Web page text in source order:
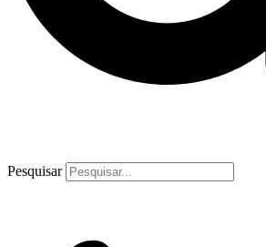
Pesquisar